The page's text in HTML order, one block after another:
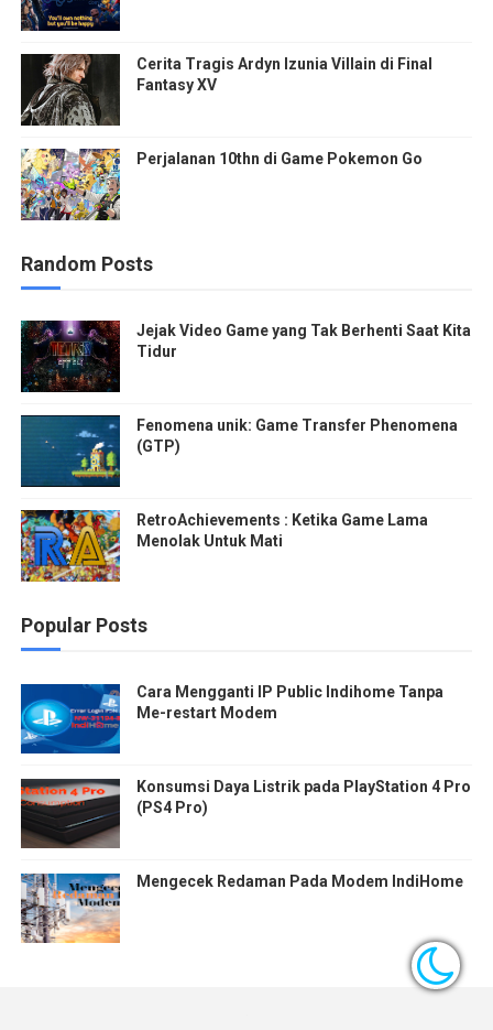
Cerita Tragis Ardyn Izunia Villain di Final
Fantasy XV
Perjalanan 10thn di Game Pokemon Go
Random Posts
Jejak Video Game yang Tak Berhenti Saat Kita
Tidur
Fenomena unik: Game Transfer Phenomena
(GTP)
RetroAchievements : Ketika Game Lama
Menolak Untuk Mati
Popular Posts
Cara Mengganti IP Public Indihome Tanpa
Me-restart Modem
Konsumsi Daya Listrik pada PlayStation 4 Pro
(PS4 Pro)
Mengecek Redaman Pada Modem IndiHome